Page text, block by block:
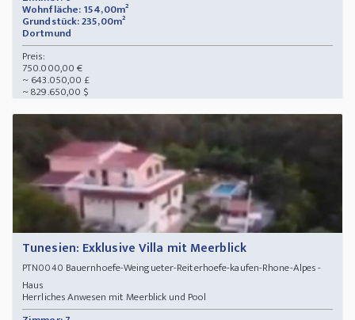
Wohnfläche: 154,00m²
Grundstück: 235,00m²
Dortmund
Preis:
750.000,00 €
~ 643.050,00 £
~ 829.650,00 $
Tunesien: Exklusive Villa mit Meerblick
PTN0040 Bauernhoefe-Weingueter-Reiterhoefe-kaufen-Rhone-Alpes -
Haus
Herrliches Anwesen mit Meerblick und Pool